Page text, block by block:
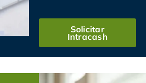
Solicitar
Intracash